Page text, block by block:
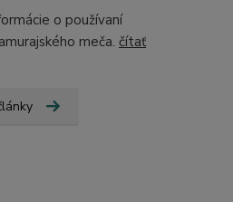
o používaní
meča. čítať